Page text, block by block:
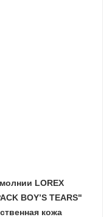
LOREX
BOY’S TEARS"
кожа